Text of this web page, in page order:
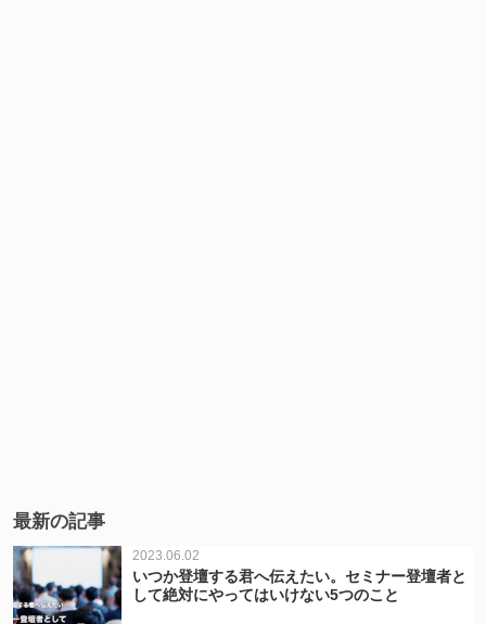
最新の記事
2023.06.02
いつか登壇する君へ伝えたい。セミナー登壇者と
して絶対にやってはいけない5つのこと